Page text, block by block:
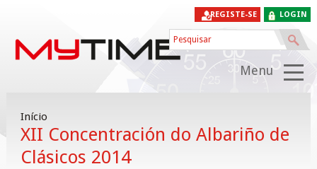
LOGIN
REGISTE-SE
Menu
Início
XII Concentración do Albariño de
Clásicos 2014